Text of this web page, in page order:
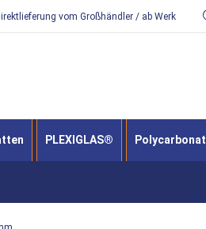
vom Großhändler / ab Werk
PLEXIGLAS® Polycarbonat